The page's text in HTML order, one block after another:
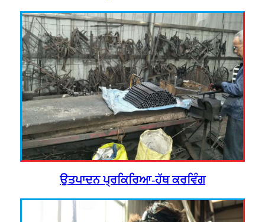
ਉਤਪਾਦਨ ਪ੍ਰਕਿਰਿਆ-ਹੱਥ ਕਰਵਿੰਗ